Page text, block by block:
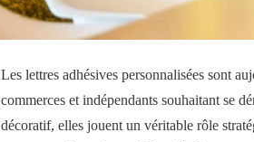
Les lettres adhésives personnalisées sont
commerces et indépendants souhaitant se
décoratif, elles jouent un véritable rôle